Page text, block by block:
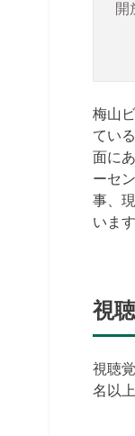
開
梅山
てい
面に
ーセ
事、
いま
視
視聴
名以